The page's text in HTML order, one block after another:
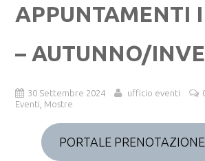
APPUNTAMENTI
– AUTUNNO/
30 Settembre 2024 ufficio eventi
Eventi, Mostre
PORTALE